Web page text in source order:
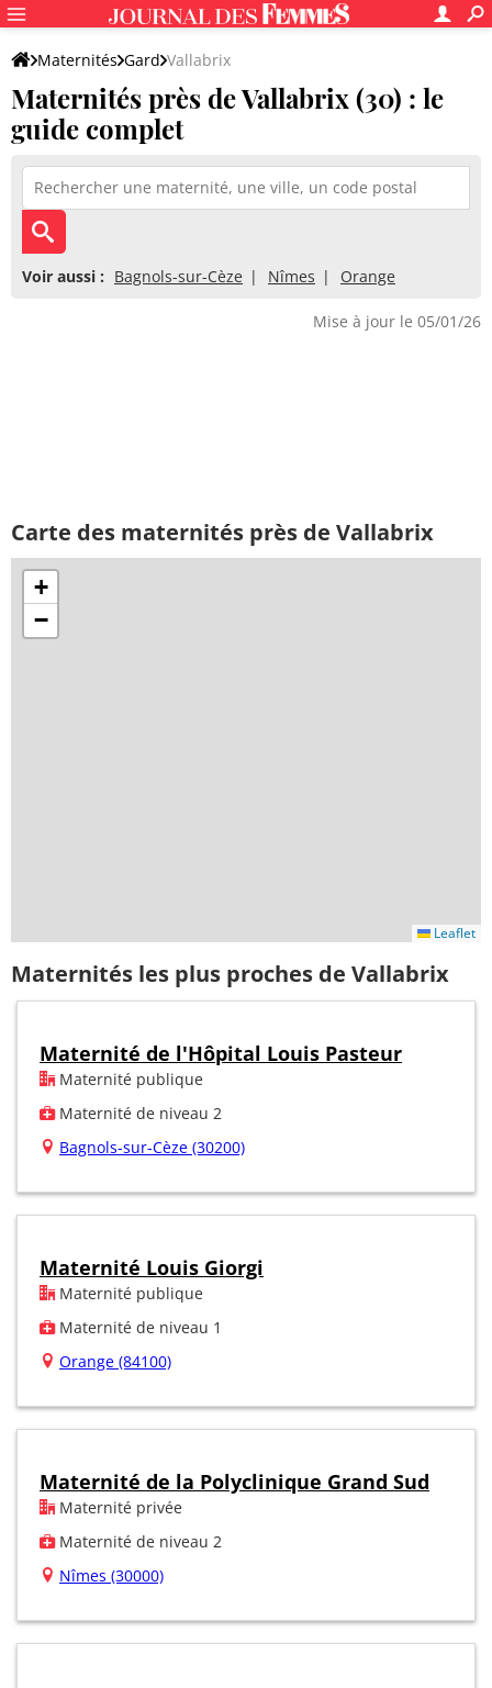
Maternités Gard Vallabrix
Maternités près de Vallabrix (30) : le
guide complet
Voir aussi : Bagnols-sur-Cèze Nîmes Orange
Mise à jour le 05/01/26
Carte des maternités près de Vallabrix
+
−
Leaflet
Maternités les plus proches de Vallabrix
Maternité de l'Hôpital Louis Pasteur
Maternité publique
Maternité de niveau 2
Bagnols-sur-Cèze (30200)
Maternité Louis Giorgi
Maternité publique
Maternité de niveau 1
Orange (84100)
Maternité de la Polyclinique Grand Sud
Maternité privée
Maternité de niveau 2
Nîmes (30000)